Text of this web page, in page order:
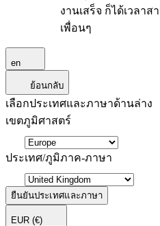
งานเสร็จ ก็ได้เวลา
เพื่อนๆ
en
ย้อนกลับ
เลือกประเทศและภาษาด้านล่าง
เขตภูมิศาสตร์
ประเทศ/ภูมิภาค-ภาษา
ยืนยันประเทศและภาษา
EUR (€)